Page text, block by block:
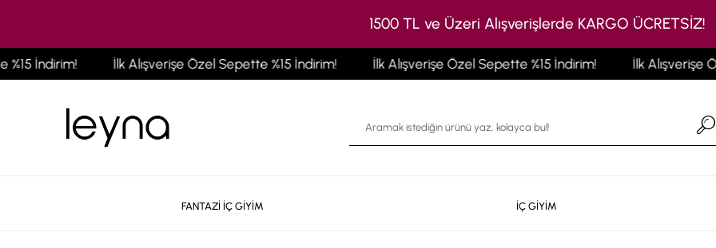
1500 TL ve Üzeri Alışverişlerde KARGO ÜCRETSİZ!
İndirim! İlk Alışverişe Özel Sepette %15 İndirim! İlk Alışverişe Özel Sepette %15 İndirim! İlk Alışverişe
FANTAZİ İÇ GİYİM İÇ GİYİM